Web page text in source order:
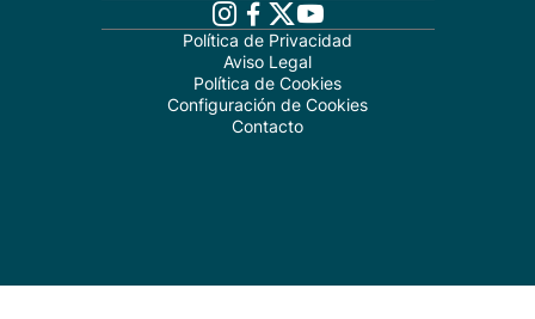
Política de Privacidad
Aviso Legal
Política de Cookies
Configuración de Cookies
Contacto